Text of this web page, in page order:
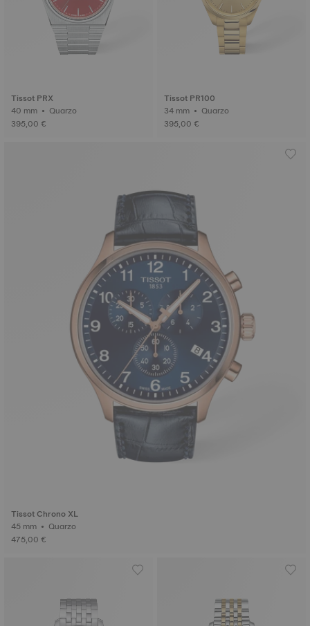
Tissot PRX
40 mm • Quarzo
395,00 €
Tissot PR100
34 mm • Quarzo
395,00 €
Tissot Chrono XL
45 mm • Quarzo
475,00 €